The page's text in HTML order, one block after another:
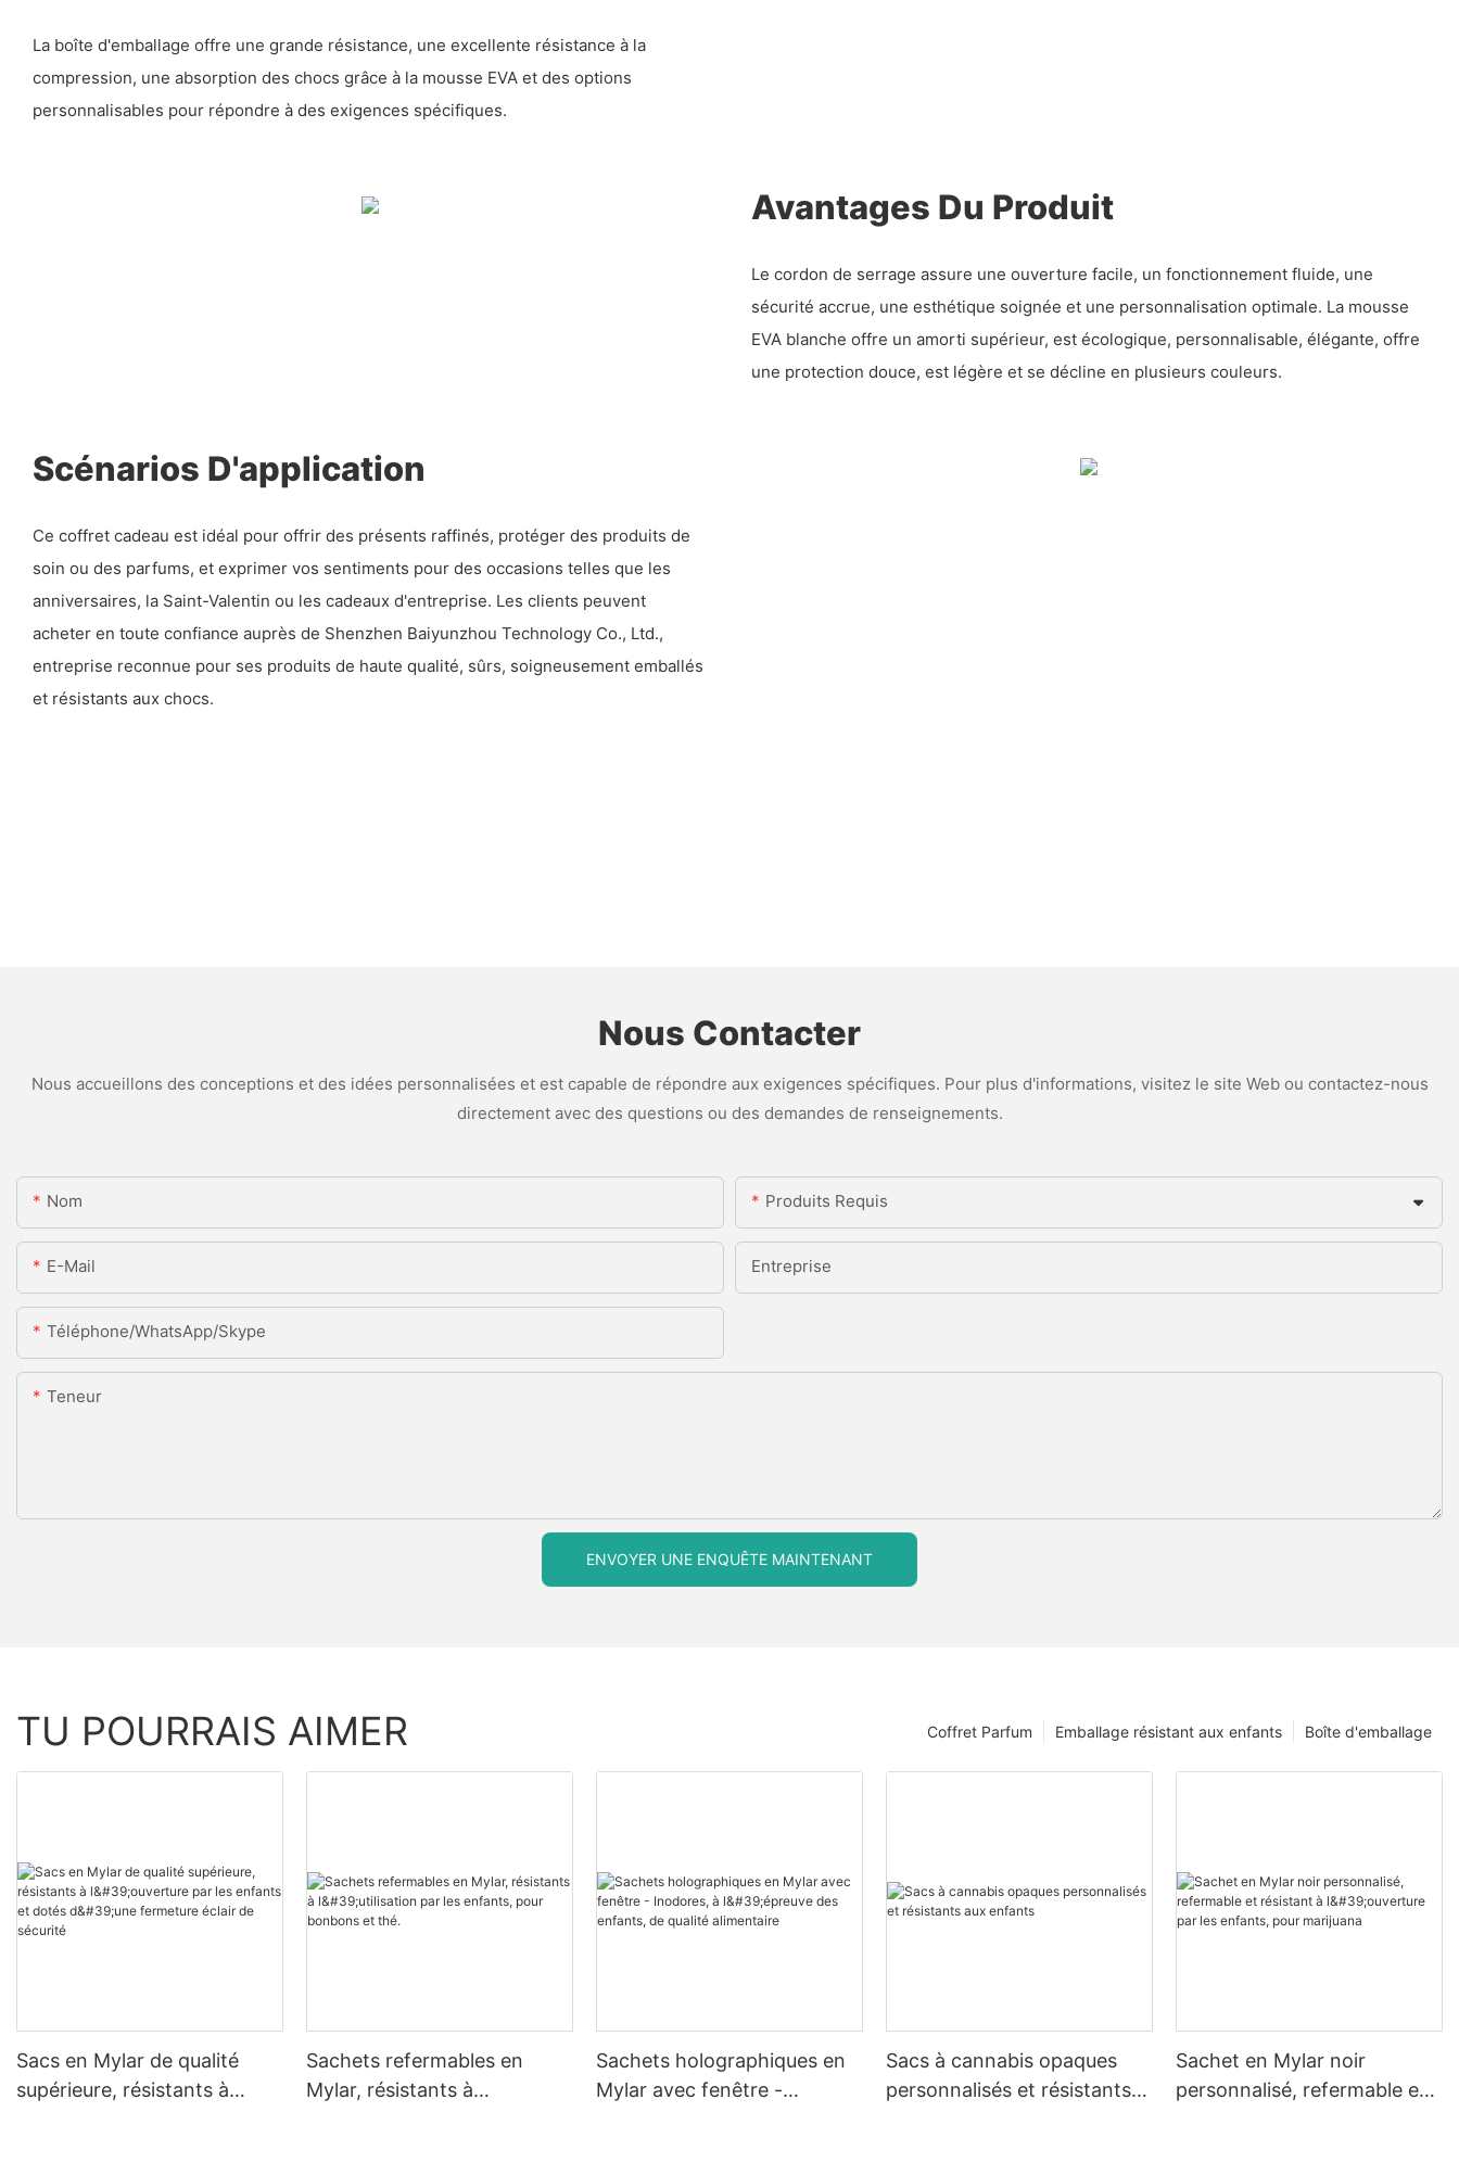
La boîte d'emballage offre une grande résistance, une excellente résistance à la
compression, une absorption des chocs grâce à la mousse EVA et des options
personnalisables pour répondre à des exigences spécifiques.
Avantages Du Produit
Le cordon de serrage assure une ouverture facile, un fonctionnement fluide, une
sécurité accrue, une esthétique soignée et une personnalisation optimale. La mousse
EVA blanche offre un amorti supérieur, est écologique, personnalisable, élégante, offre
une protection douce, est légère et se décline en plusieurs couleurs.
Scénarios D'application
Ce coffret cadeau est idéal pour offrir des présents raffinés, protéger des produits de
soin ou des parfums, et exprimer vos sentiments pour des occasions telles que les
anniversaires, la Saint-Valentin ou les cadeaux d'entreprise. Les clients peuvent
acheter en toute confiance auprès de Shenzhen Baiyunzhou Technology Co., Ltd.,
entreprise reconnue pour ses produits de haute qualité, sûrs, soigneusement emballés
et résistants aux chocs.
Nous Contacter
Nous accueillons des conceptions et des idées personnalisées et est capable de répondre aux exigences spécifiques. Pour plus d'informations, visitez le site Web ou contactez-nous
directement avec des questions ou des demandes de renseignements.
Nom Produits Requis
E-Mail Entreprise
Téléphone/WhatsApp/Skype
Teneur
ENVOYER UNE ENQUÊTE MAINTENANT
TU POURRAIS AIMER Boîte d'emballage
Emballage résistant aux enfants
Coffret Parfum
Sacs en Mylar de qualité
supérieure, résistants à
Sachets refermables en
Mylar, résistants à
Sachets holographiques en
Mylar avec fenêtre -
Sacs à cannabis opaques
personnalisés et résistants
Sachet en Mylar noir
personnalisé, refermable et